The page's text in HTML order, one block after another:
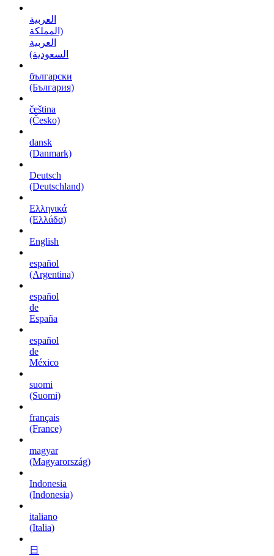
العربية
(المملكة
العربية
السعودية)
български
(България)
čeština
(Česko)
dansk
(Danmark)
Deutsch
(Deutschland)
Ελληνικά
(Ελλάδα)
English
español
(Argentina)
español
de
España
español
de
México
suomi
(Suomi)
français
(France)
magyar
(Magyarország)
Indonesia
(Indonesia)
italiano
(Italia)
日